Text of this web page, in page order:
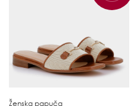
Ženska papuča